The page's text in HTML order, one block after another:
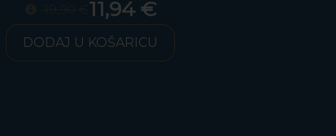
19,90 €
DODAJ U KOŠARICU